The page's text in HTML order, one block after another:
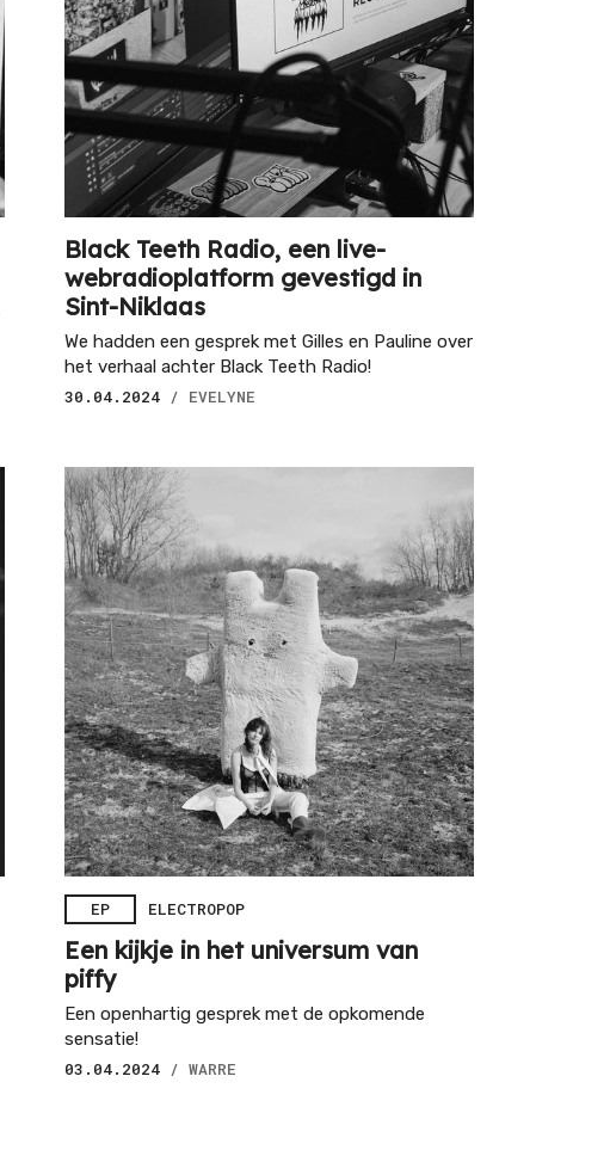
Black Teeth Radio, een live-
webradioplatform gevestigd in
Sint-Niklaas
We hadden een gesprek met Gilles en Pauline over
het verhaal achter Black Teeth Radio!
30.04.2024 / EVELYNE
EP ELECTROPOP
Een kijkje in het universum van
piffy
Een openhartig gesprek met de opkomende
sensatie!
03.04.2024 / WARRE